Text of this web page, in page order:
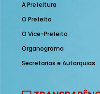
A Prefeitura
O Prefeito
O Vice-Prefeito
Organograma
Secretarias e Autarquias